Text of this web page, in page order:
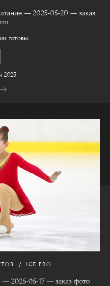
— 2025-05-20 — заказ
готовы.
2025
ICE PRO
— 2025-05-17 — заказ фото